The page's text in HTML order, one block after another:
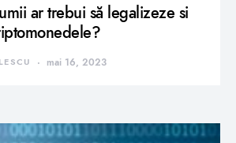
ar trebui să legalizeze si
mai 16, 2023